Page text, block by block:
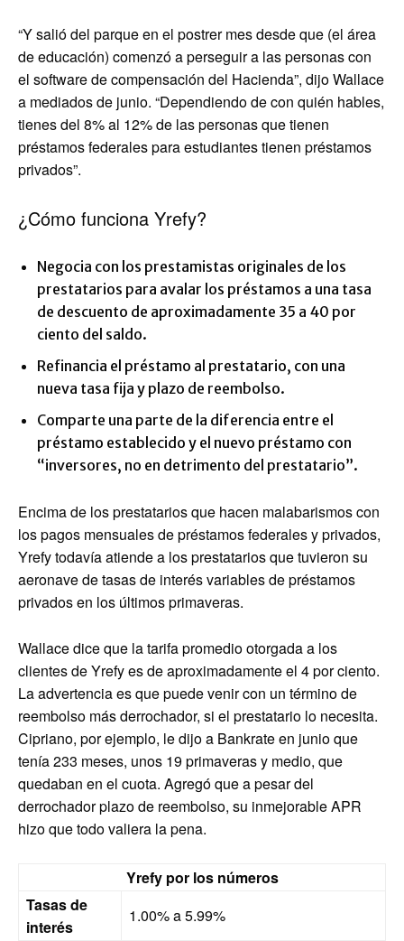
“Y salió del parque en el postrer mes desde que (el área
de educación) comenzó a perseguir a las personas con
el software de compensación del Hacienda”, dijo Wallace
a mediados de junio. “Dependiendo de con quién hables,
tienes del 8% al 12% de las personas que tienen
préstamos federales para estudiantes tienen préstamos
privados”.
¿Cómo funciona Yrefy?
Negocia con los prestamistas originales de los
prestatarios para avalar los préstamos a una tasa
de descuento de aproximadamente 35 a 40 por
ciento del saldo.
Refinancia el préstamo al prestatario, con una
nueva tasa fija y plazo de reembolso.
Comparte una parte de la diferencia entre el
préstamo establecido y el nuevo préstamo con
“inversores, no en detrimento del prestatario”.
Encima de los prestatarios que hacen malabarismos con
los pagos mensuales de préstamos federales y privados,
Yrefy todavía atiende a los prestatarios que tuvieron su
aeronave de tasas de interés variables de préstamos
privados en los últimos primaveras.
Wallace dice que la tarifa promedio otorgada a los
clientes de Yrefy es de aproximadamente el 4 por ciento.
La advertencia es que puede venir con un término de
reembolso más derrochador, si el prestatario lo necesita.
Cipriano, por ejemplo, le dijo a Bankrate en junio que
tenía 233 meses, unos 19 primaveras y medio, que
quedaban en el cuota. Agregó que a pesar del
derrochador plazo de reembolso, su inmejorable APR
hizo que todo valiera la pena.
Yrefy por los números
Tasas de
interés
1.00% a 5.99%